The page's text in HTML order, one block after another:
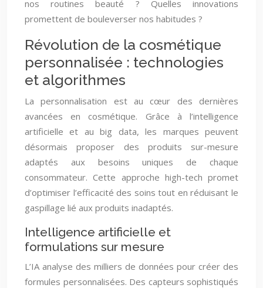
nos routines beauté ? Quelles innovations
promettent de bouleverser nos habitudes ?
Révolution de la cosmétique
personnalisée : technologies
et algorithmes
La personnalisation est au cœur des dernières
avancées en cosmétique. Grâce à l’intelligence
artificielle et au big data, les marques peuvent
désormais proposer des produits sur-mesure
adaptés aux besoins uniques de chaque
consommateur. Cette approche high-tech promet
d’optimiser l’efficacité des soins tout en réduisant le
gaspillage lié aux produits inadaptés.
Intelligence artificielle et
formulations sur mesure
L’IA analyse des milliers de données pour créer des
formules personnalisées. Des capteurs sophistiqués